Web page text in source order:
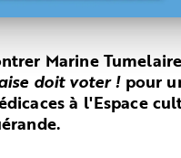
Marine
doit voter !pour
à l'Espace